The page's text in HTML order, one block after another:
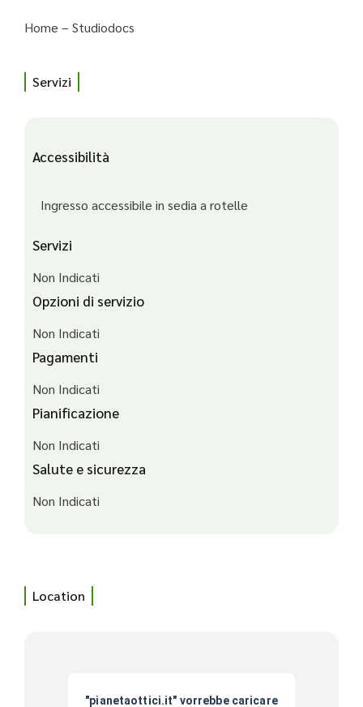
Home – Studiodocs
Servizi
Accessibilità
Ingresso accessibile in sedia a rotelle
Servizi
Non Indicati
Opzioni di servizio
Non Indicati
Pagamenti
Non Indicati
Pianificazione
Non Indicati
Salute e sicurezza
Non Indicati
Location